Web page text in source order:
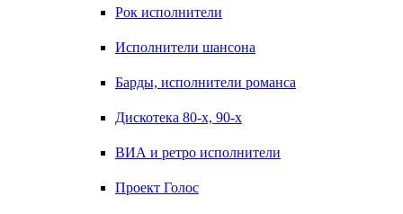
Рок исполнители
Исполнители шансона
Барды, исполнители романса
Дискотека 80-х, 90-х
ВИА и ретро исполнители
Проект Голос